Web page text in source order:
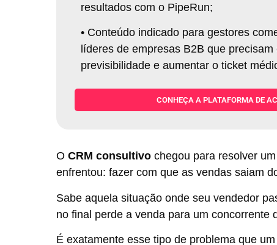
resultados com o PipeRun;
• Conteúdo indicado para gestores
líderes de empresas B2B que
previsibilidade e aumentar o ticket
CONHEÇA A PLATAFORMA DE
O CRM consultivo chegou para resolver
enfrentou: fazer com que as vendas saiam
Sabe aquela situação onde seu vendedor
no final perde a venda para um
É exatamente esse tipo de problema que